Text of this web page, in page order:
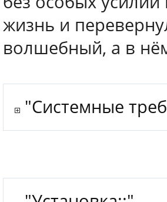
жизнь и
волшебный, а в
"Системные